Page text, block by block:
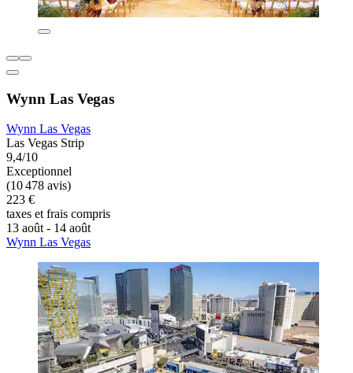
Wynn Las Vegas
Wynn Las Vegas
Las Vegas Strip
9,4/10
Exceptionnel
(10 478 avis)
223 €
taxes et frais compris
13 août - 14 août
Wynn Las Vegas